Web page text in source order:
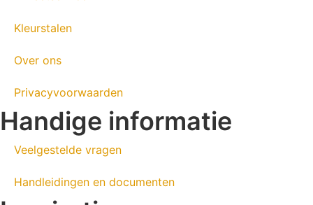
Kleurstalen
Over ons
Privacyvoorwaarden
Handige informatie
Veelgestelde vragen
Handleidingen en documenten